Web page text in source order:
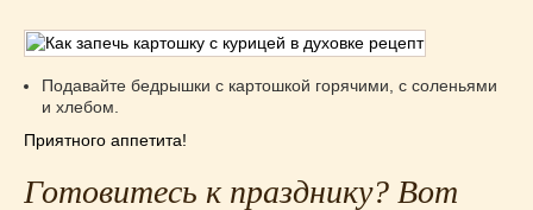
Подавайте бедрышки с картошкой горячими, с соленьями
и хлебом.
Приятного аппетита!
Готовитесь к празднику? Вот